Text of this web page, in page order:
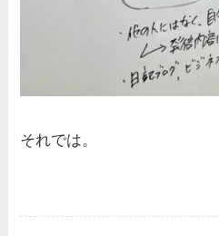
それでは。